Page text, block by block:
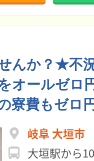
んか？★不
オールゼロ
寮費もゼロ
岐阜 大垣市
大垣駅から